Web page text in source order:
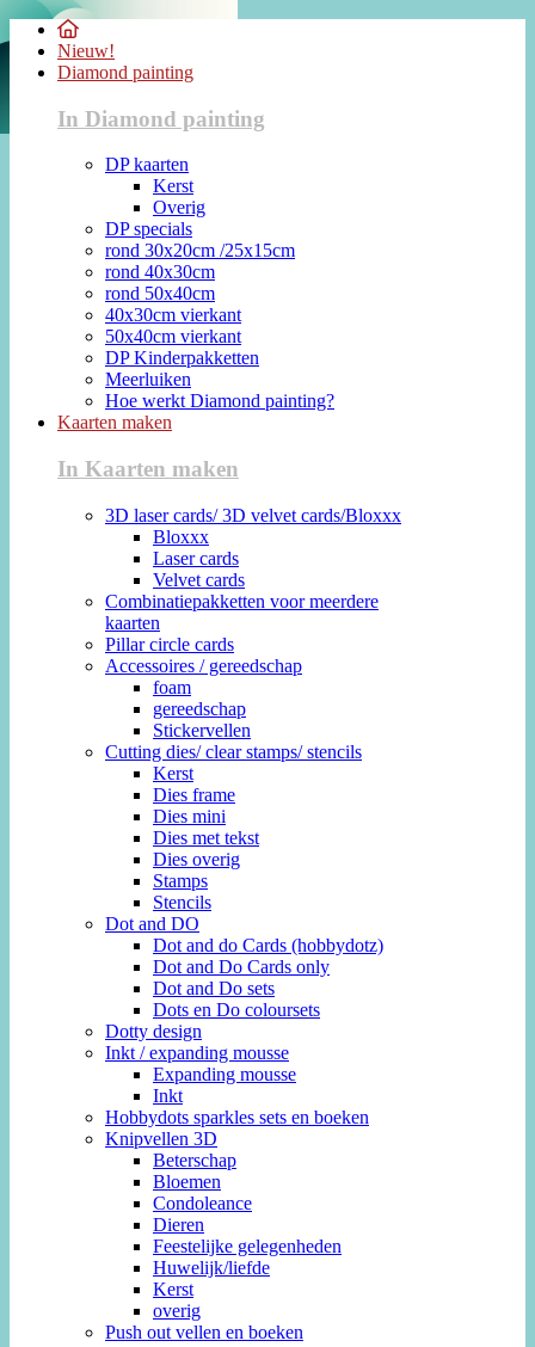
Nieuw!
Diamond painting
In Diamond painting
DP kaarten
Kerst
Overig
DP specials
rond 30x20cm /25x15cm
rond 40x30cm
rond 50x40cm
40x30cm vierkant
50x40cm vierkant
DP Kinderpakketten
Meerluiken
Hoe werkt Diamond painting?
Kaarten maken
In Kaarten maken
3D laser cards/ 3D velvet cards/Bloxxx
Bloxxx
Laser cards
Velvet cards
Combinatiepakketten voor meerdere
kaarten
Pillar circle cards
Accessoires / gereedschap
foam
gereedschap
Stickervellen
Cutting dies/ clear stamps/ stencils
Kerst
Dies frame
Dies mini
Dies met tekst
Dies overig
Stamps
Stencils
Dot and DO
Dot and do Cards (hobbydotz)
Dot and Do Cards only
Dot and Do sets
Dots en Do coloursets
Dotty design
Inkt / expanding mousse
Expanding mousse
Inkt
Hobbydots sparkles sets en boeken
Knipvellen 3D
Beterschap
Bloemen
Condoleance
Dieren
Feestelijke gelegenheden
Huwelijk/liefde
Kerst
overig
Push out vellen en boeken